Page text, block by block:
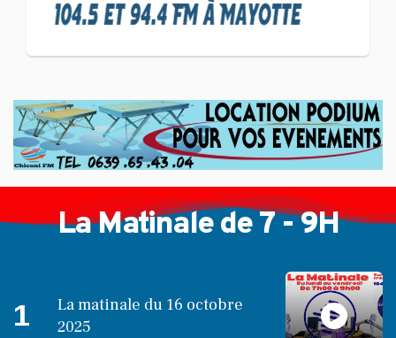
et Reska NI Kalamu pour la
Langue KIBOSI
La Matinale de 7 - 9H
1
La matinale du 16 octobre
2025